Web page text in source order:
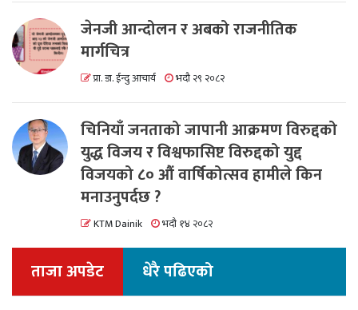
जेनजी आन्दोलन र अबको राजनीतिक
मार्गचित्र
प्रा. डा. ईन्दु आचार्य भदौ २९ २०८२
चिनियाँ जनताको जापानी आक्रमण विरुद्दको
युद्ध विजय र विश्वफासिष्ट विरुद्दको युद्द
विजयको ८० औं वार्षिकोत्सव हामीले किन
मनाउनुपर्दछ ?
KTM Dainik भदौ १४ २०८२
ताजा अपडेट धेरै पढिएको